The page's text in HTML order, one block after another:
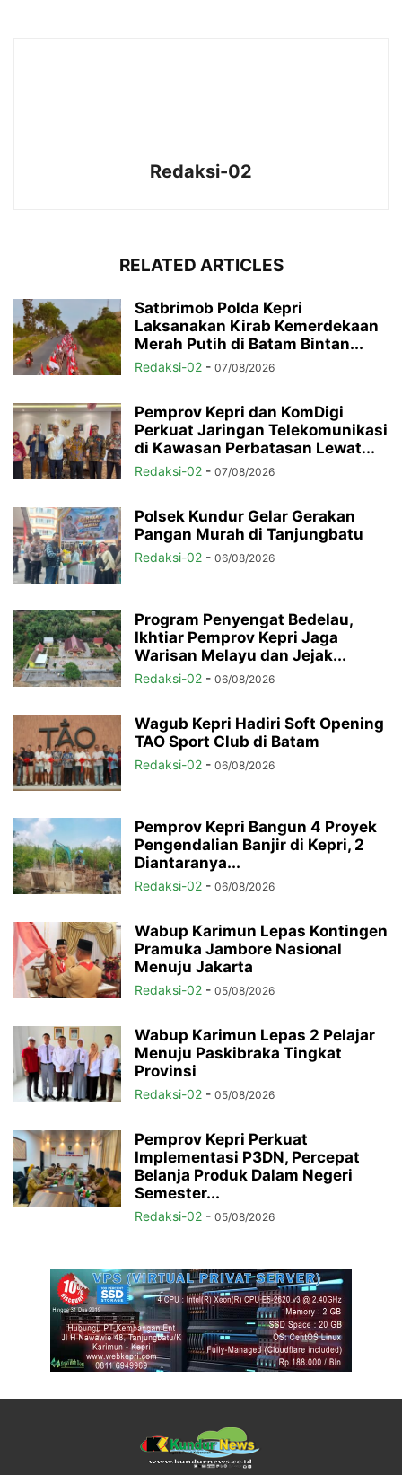
Redaksi-02
RELATED ARTICLES
Satbrimob Polda Kepri
Laksanakan Kirab Kemerdekaan
Merah Putih di Batam Bintan...
Redaksi-02 - 07/08/2026
Pemprov Kepri dan KomDigi
Perkuat Jaringan Telekomunikasi
di Kawasan Perbatasan Lewat...
Redaksi-02 - 07/08/2026
Polsek Kundur Gelar Gerakan
Pangan Murah di Tanjungbatu
Redaksi-02 - 06/08/2026
Program Penyengat Bedelau,
Ikhtiar Pemprov Kepri Jaga
Warisan Melayu dan Jejak...
Redaksi-02 - 06/08/2026
Wagub Kepri Hadiri Soft Opening
TAO Sport Club di Batam
Redaksi-02 - 06/08/2026
Pemprov Kepri Bangun 4 Proyek
Pengendalian Banjir di Kepri, 2
Diantaranya...
Redaksi-02 - 06/08/2026
Wabup Karimun Lepas Kontingen
Pramuka Jambore Nasional
Menuju Jakarta
Redaksi-02 - 05/08/2026
Wabup Karimun Lepas 2 Pelajar
Menuju Paskibraka Tingkat
Provinsi
Redaksi-02 - 05/08/2026
Pemprov Kepri Perkuat
Implementasi P3DN, Percepat
Belanja Produk Dalam Negeri
Semester...
Redaksi-02 - 05/08/2026